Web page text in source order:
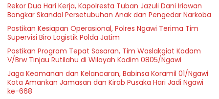
Rekor Dua Hari Kerja, Kapolresta Tuban Jazuli Dani Iriawan
Bongkar Skandal Persetubuhan Anak dan Pengedar Narkoba
Pastikan Kesiapan Operasional, Polres Ngawi Terima Tim
Supervisi Biro Logistik Polda Jatim
Pastikan Program Tepat Sasaran, Tim Waslakgiat Kodam
V/Brw Tinjau Rutilahu di Wilayah Kodim 0805/Ngawi
Jaga Keamanan dan Kelancaran, Babinsa Koramil 01/Ngawi
Kota Amankan Jamasan dan Kirab Pusaka Hari Jadi Ngawi
ke-668